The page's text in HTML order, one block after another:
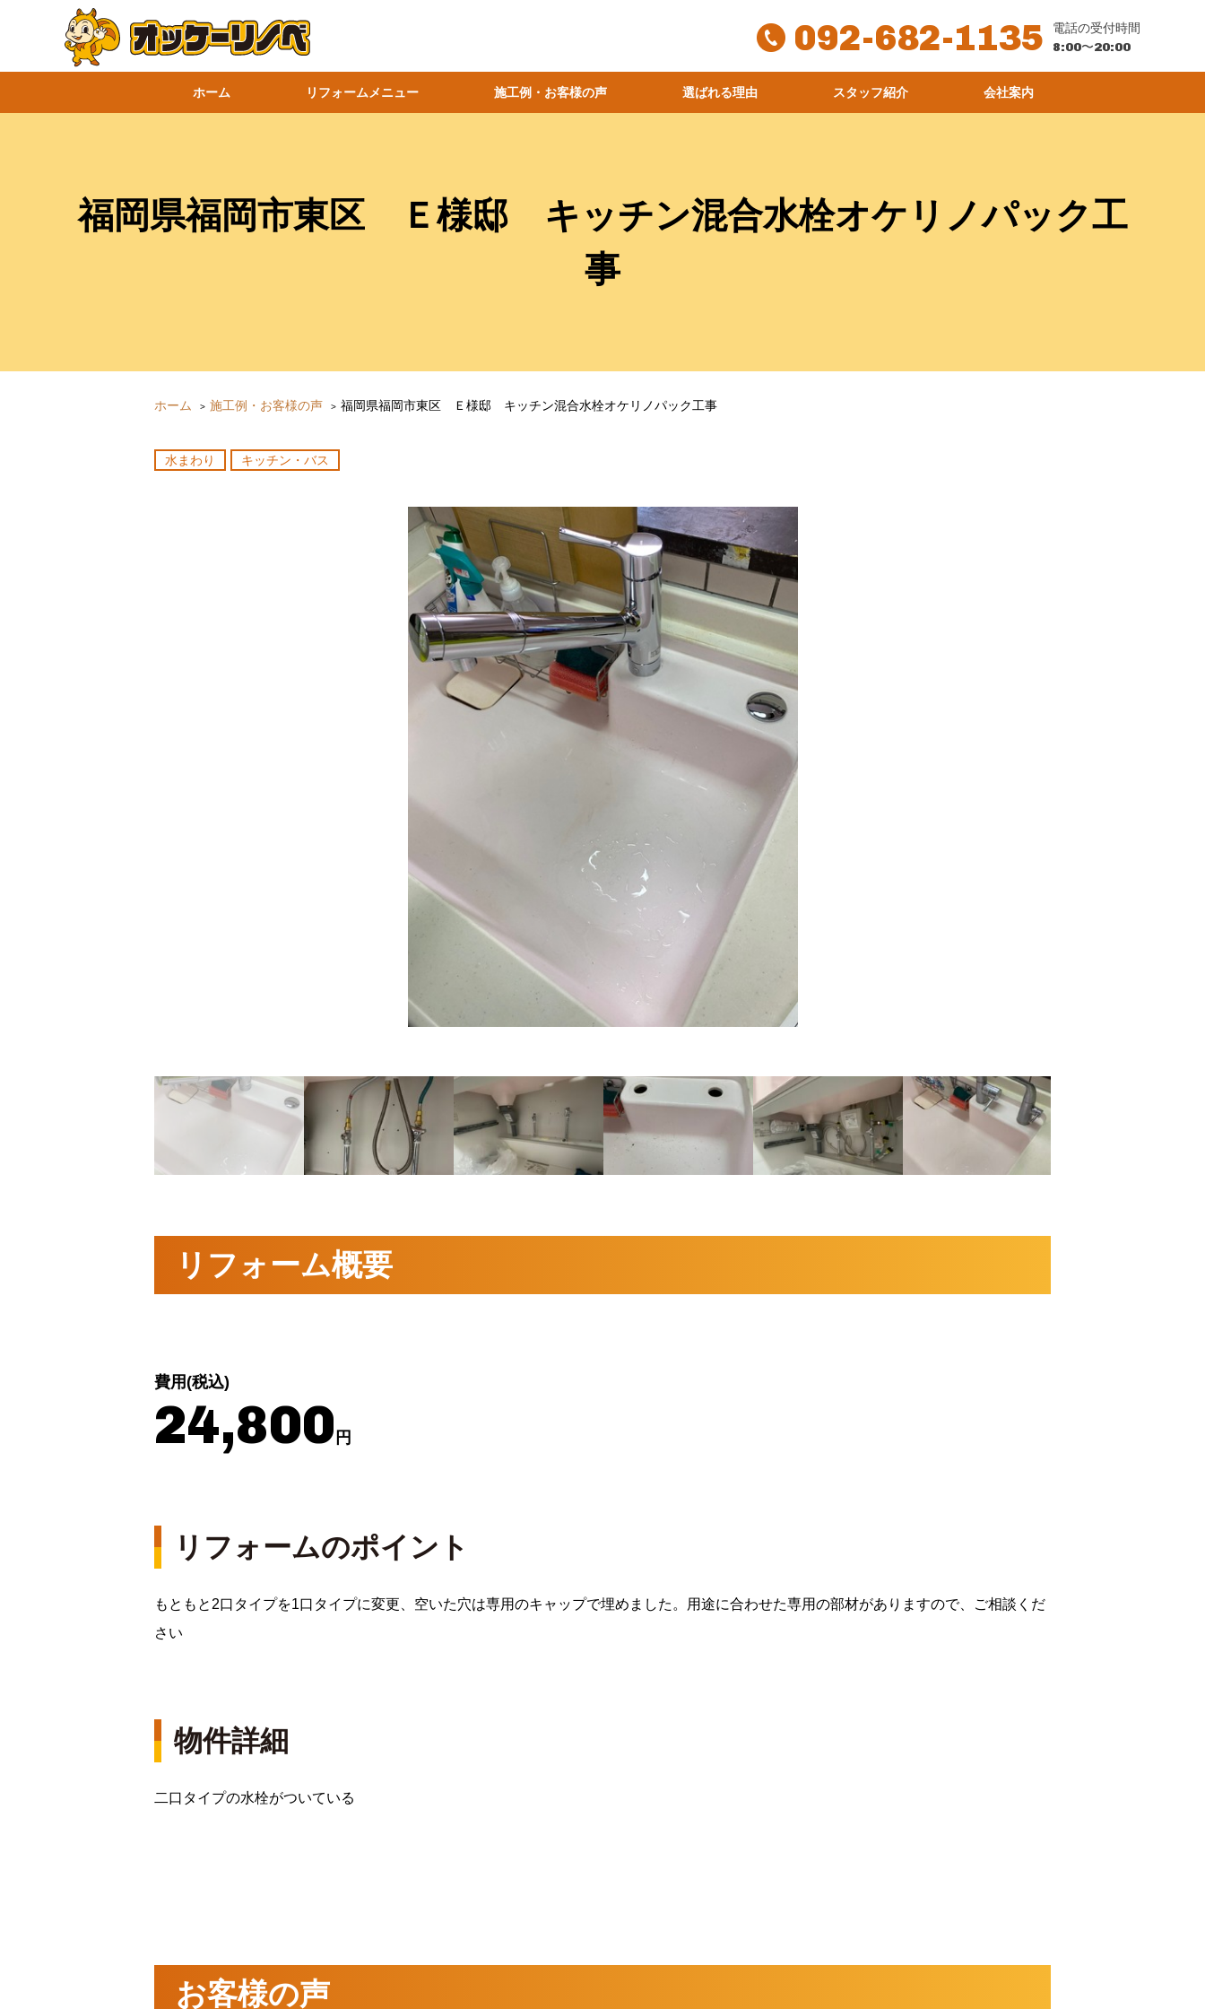
092-682-1135
電話の受付時間
8:00〜20:00
ホーム リフォームメニュー 施工例・お客様の声 選ばれる理由 スタッフ紹介 会社案内
福岡県福岡市東区 Ｅ様邸 キッチン混合水栓オケリノパック工
事
ホーム 施工例・お客様の声 福岡県福岡市東区 Ｅ様邸 キッチン混合水栓オケリノパック工事
水まわり キッチン・バス
リフォーム概要
費用(税込)
24,800 円
リフォームのポイント
もともと2口タイプを1口タイプに変更、空いた穴は専用のキャップで埋めました。用途に合わせた専用の部材がありますので、ご相談くだ
さい
物件詳細
二口タイプの水栓がついている
お客様の声